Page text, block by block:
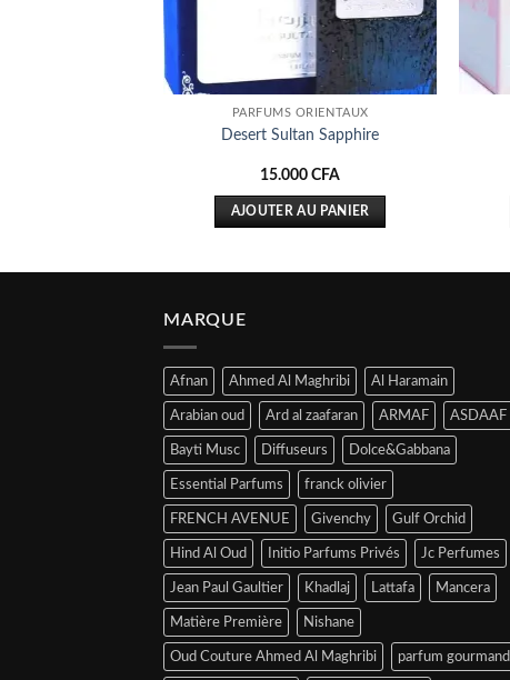
PARFUMS ORIENTAUX
Desert Sultan Sapphire
15.000CFA
AJOUTER AU PANIER
MARQUE
Afnan Ahmed Al Maghribi Al Haramain
Arabian oud Ard al zaafaran ARMAF ASDAAF
Bayti Musc Diffuseurs Dolce&Gabbana
Essential Parfums franck olivier
FRENCH AVENUE Givenchy Gulf Orchid
Hind Al Oud Initio Parfums Privés Jc Perfumes
Jean Paul Gaultier Khadlaj Lattafa Mancera
Matière Première Nishane
Oud Couture Ahmed Al Maghribi parfum gourmand